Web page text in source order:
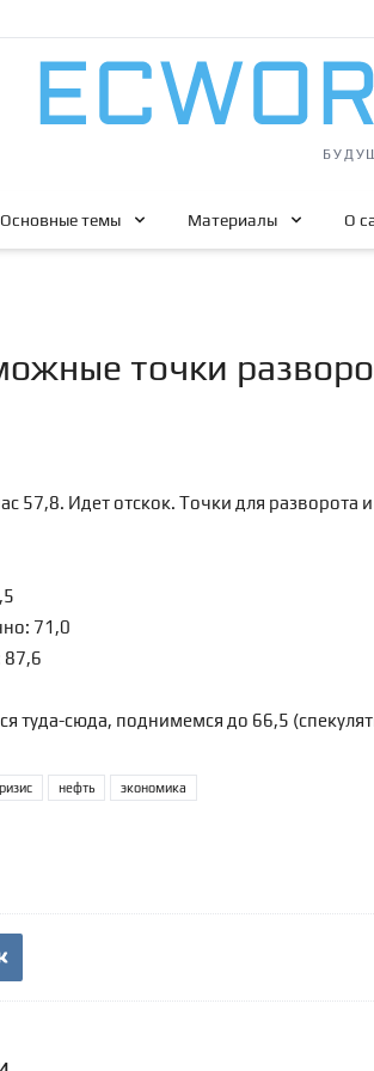
Основные темы Материалы О
точки
57,8. Идет отскок. Точки для
71,0
87,6
туда-сюда, поднимемся до 66,5
нефть экономика